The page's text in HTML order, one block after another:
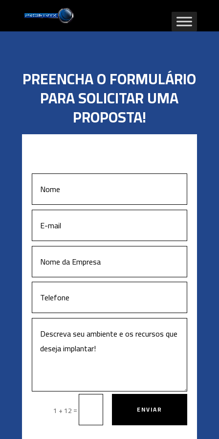
PREENCHA O FORMULÁRIO
PARA SOLICITAR UMA
PROPOSTA!
1 + 12= ENVIAR